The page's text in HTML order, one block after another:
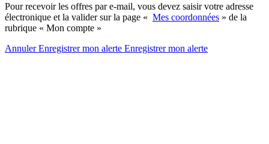
Pour recevoir les offres par e-mail, vous devez saisir votre adresse
électronique et la valider sur la page « Mes coordonnées » de la
rubrique « Mon compte »
AnnulerEnregistrer mon alerte Enregistrermon alerte